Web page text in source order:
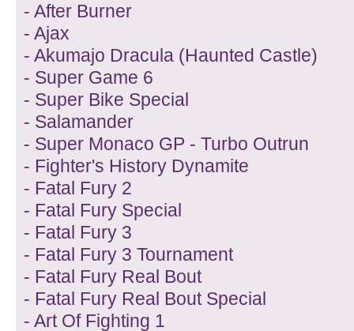
- After Burner
- Ajax
- Akumajo Dracula (Haunted Castle)
- Super Game 6
- Super Bike Special
- Salamander
- Super Monaco GP - Turbo Outrun
- Fighter's History Dynamite
- Fatal Fury 2
- Fatal Fury Special
- Fatal Fury 3
- Fatal Fury 3 Tournament
- Fatal Fury Real Bout
- Fatal Fury Real Bout Special
- Art Of Fighting 1